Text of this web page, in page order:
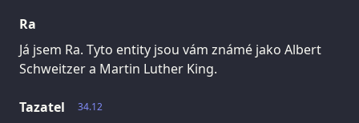
Ra
Já jsem Ra. Tyto entity jsou vám známé jako Albert
Schweitzer a Martin Luther King.
34.12
Tazatel